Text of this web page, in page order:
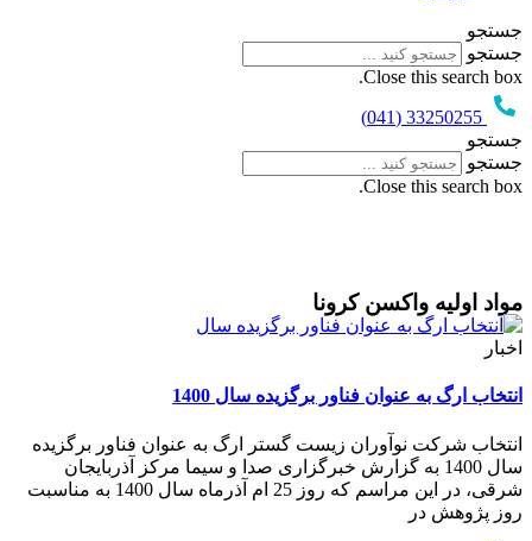
جستجو
جستجو
Close this search box.
33250255 (041)
جستجو
جستجو
Close this search box.
مواد اولیه واکسن کرونا
اخبار
انتخاب ارگ به عنوان فناور برگزیده سال 1400
انتخاب شرکت نوآوران زیست گستر ارگ به عنوان فناور برگزیده
سال 1400 به گزارش خبرگزاری صدا و سیما مرکز آذربایجان
شرقی، در این مراسم که روز 25 ام آذرماه سال 1400 به مناسبت
روز پژوهش در